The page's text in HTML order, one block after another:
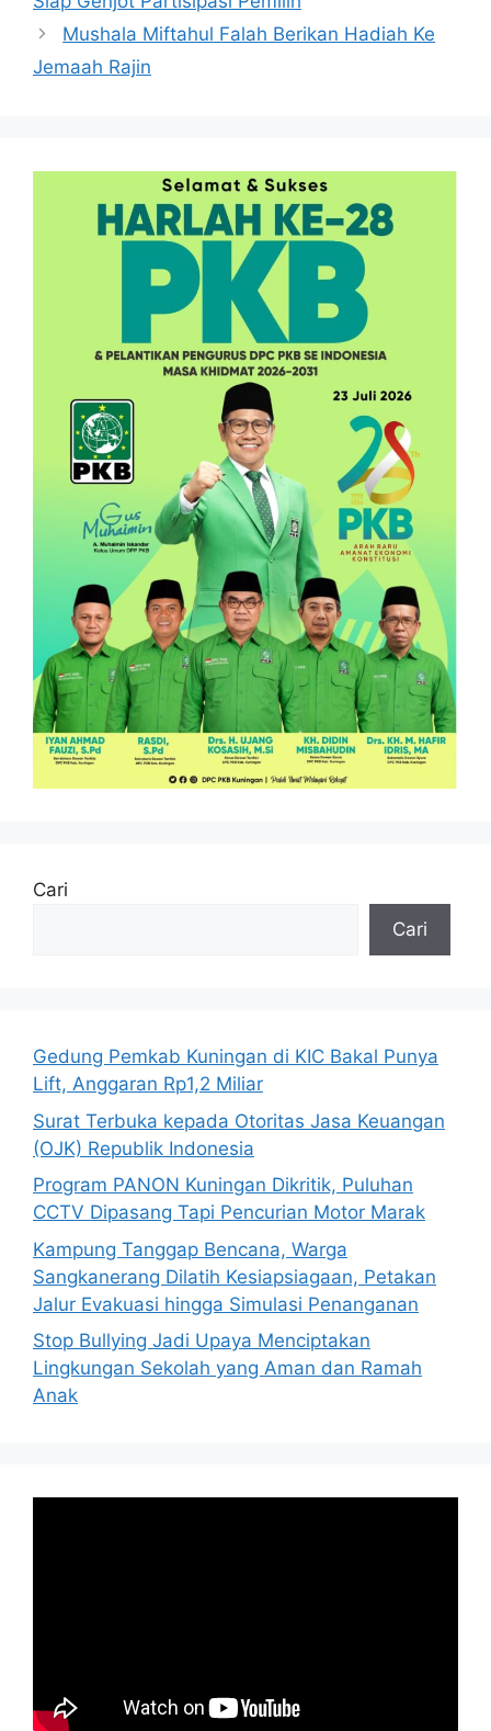
Mushala Miftahul Falah Berikan Hadiah Ke
Jemaah Rajin
Cari
Cari
Gedung Pemkab Kuningan di KIC Bakal Punya
Lift, Anggaran Rp1,2 Miliar
Surat Terbuka kepada Otoritas Jasa Keuangan
(OJK) Republik Indonesia
Program PANON Kuningan Dikritik, Puluhan
CCTV Dipasang Tapi Pencurian Motor Marak
Kampung Tanggap Bencana, Warga
Sangkanerang Dilatih Kesiapsiagaan, Petakan
Jalur Evakuasi hingga Simulasi Penanganan
Stop Bullying Jadi Upaya Menciptakan
Lingkungan Sekolah yang Aman dan Ramah
Anak